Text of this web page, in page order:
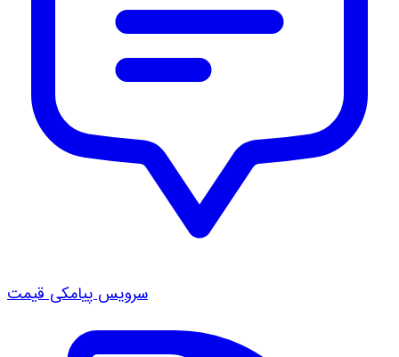
سرویس پیامکی قیمت